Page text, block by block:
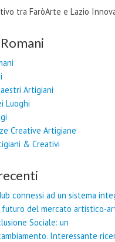
tra FaròArte e Lazio
Artigiani
Luoghi
Creative Artigiane
& Creativi
connessi ad un sistema
del mercato artistico-
Sociale: un
Interessante